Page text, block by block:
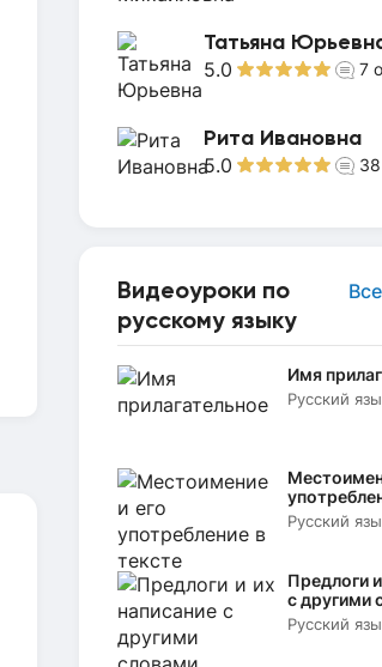
Татьяна
5.0 7
Рита Ивановна
5.0 38
Видеоуроки по
русскому языку
Имя
Русский
Русский
Предлоги
с другими
Русский